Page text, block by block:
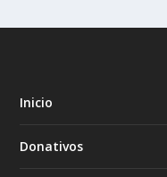
Inicio
Donativos